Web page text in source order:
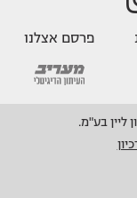
פרסם אצלנו